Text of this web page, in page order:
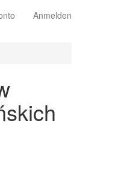
Anmelden